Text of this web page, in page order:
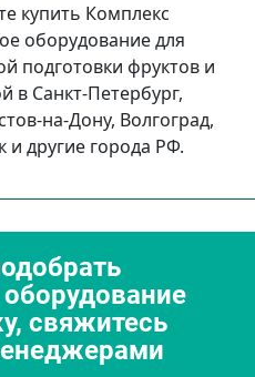
купить Комплекс
оборудование для
подготовки фруктов и
в Санкт-Петербург,
на-Дону, Волгоград,
другие города РФ.
свяжитесь